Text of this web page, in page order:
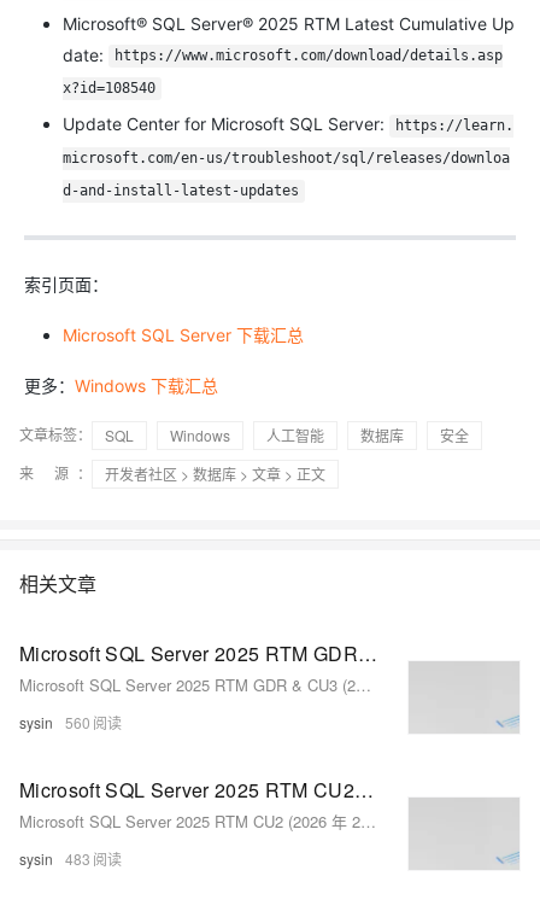
Microsoft® SQL Server® 2025 RTM Latest Cumulative Up
date:
https://www.microsoft.com/download/details.asp
x?id=108540
Update Center for Microsoft SQL Server:
https://learn.
microsoft.com/en-us/troubleshoot/sql/releases/downloa
d-and-install-latest-updates
索引页面：
Microsoft SQL Server 下载汇总
更多： Windows 下载汇总
文章标签： SQL Windows 人工智能 数据库
安全
来 源：
开发者社区 > 数据库 > 文章 > 正文
相关文章
Microsoft SQL Server 2025 RTM GDR & CU3 (2026 年 3 月安全更新 | 累计更新)
Microsoft SQL Server 2025 RTM GDR & CU3 (2026 年 3 月安全更新 | 累计更新)
sysin 560
Microsoft SQL Server 2025 RTM CU2 (2026 年 2 月累计更新)
Microsoft SQL Server 2025 RTM CU2 (2026 年 2 月累计更新)
sysin 483